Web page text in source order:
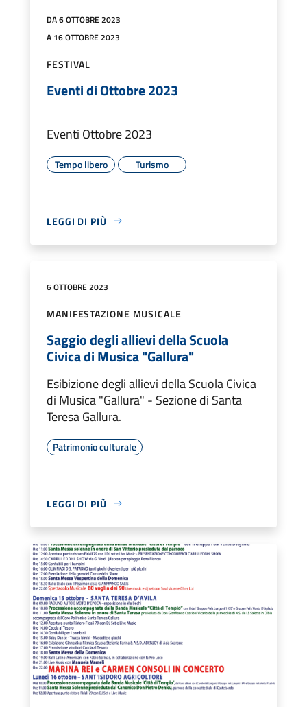
DA 6 OTTOBRE 2023
A 16 OTTOBRE 2023
FESTIVAL
Eventi di Ottobre 2023
Eventi Ottobre 2023
Tempo libero Turismo
LEGGI DI PIÙ
6 OTTOBRE 2023
MANIFESTAZIONE MUSICALE
Saggio degli allievi della Scuola
Civica di Musica "Gallura"
Esibizione degli allievi della Scuola Civica
di Musica "Gallura" - Sezione di Santa
Teresa Gallura.
Patrimonio culturale
LEGGI DI PIÙ